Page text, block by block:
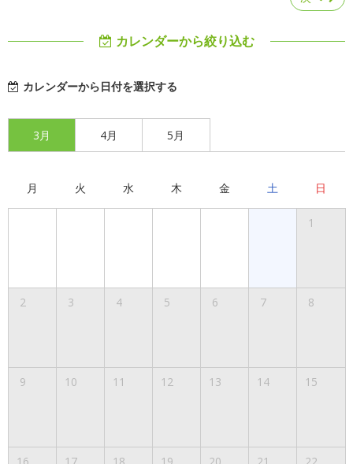
カレンダーから絞り込む
カレンダーから日付を選択する
3月 4月 5月
月 火 水 木 金 土 日
1
2 3 4 5 6 7 8
9 10 11 12 13 14 15